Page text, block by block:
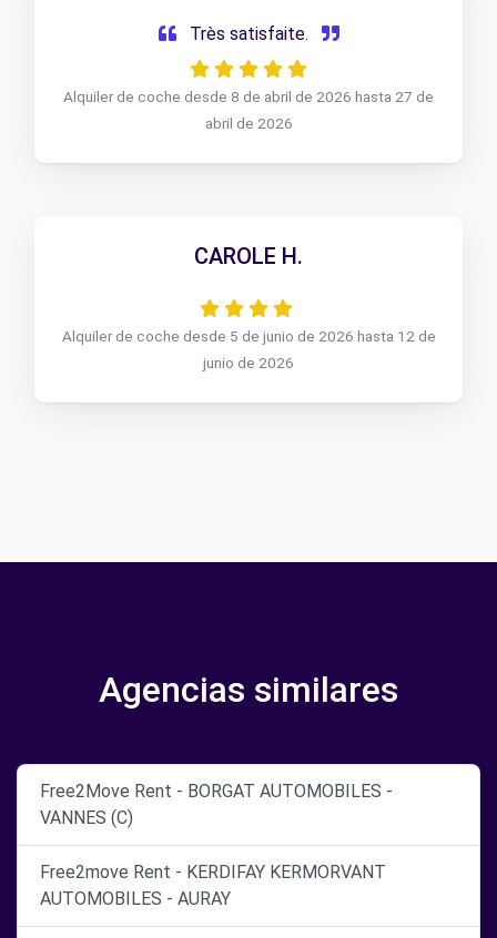
Très satisfaite.
Alquiler de coche desde 8 de abril de 2026 hasta 27 de
abril de 2026
CAROLE H.
Alquiler de coche desde 5 de junio de 2026 hasta 12 de
junio de 2026
Agencias similares
Free2Move Rent - BORGAT AUTOMOBILES -
VANNES (C)
Free2move Rent - KERDIFAY KERMORVANT
AUTOMOBILES - AURAY